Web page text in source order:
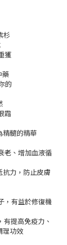
杉
獲
藥
的
霜
精髓的精華
老、增加血液循
抗力，防止皮膚
，有益於修復機
提高免疫力、
理功效